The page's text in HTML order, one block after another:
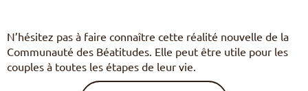
N’hésitez pas à faire connaître cette réalité nouvelle de la
Communauté des Béatitudes. Elle peut être utile pour les
couples à toutes les étapes de leur vie.